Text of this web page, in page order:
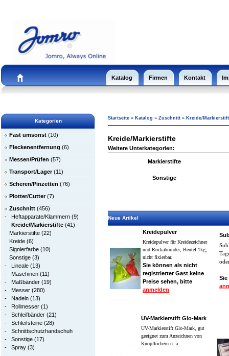
Katalog Firmen Kontakt
Kategorien
Fast umsonst (10)
Fleckenentfernung (6)
Messen/Prüfen (57)
Transport/Lager(11)
Scheren/Pinzetten (76)
Plotter/Cutter(7)
Zuschnitt (456)
- Heftapparate/Klammern (9)
- Kreide/Markierstifte (41)
Markierstifte (22)
Kreide (6)
Signierfarbe (10)
Sonstige (3)
- Lineale (13)
- Maschinen (11)
- Maßbänder (19)
- Messer (280)
- Nadeln (13)
- Rollmesser (1)
- Schleifbänder (21)
- Schleifsteine (28)
- Schnittschutzhandschuh
- Sonstige (17)
- Spray (3)
Startseite » Katalog » Zuschnitt » Kreide/
Kreide/Markierstifte
Weitere Unterkategorien:
Markierstifte
Sonstige
Neue Artikel
Kreidepulver
Kreidepulver für Kreidezeichner
und Rockabrunder, Beutel 1kg,
nicht fixierbar.
Sie können als nicht
registrierter Gast keine
Preise sehen, bitte
anmelden
Sie
UV-Markierstift Glo-Mark
UV-Markierstift Glo-Mark, gut
geeignet zum Anzeichnen von
Knopflöchern u. ä.